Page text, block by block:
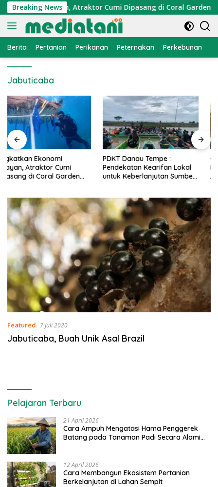
Langsung
ke
konten
Breaking News
Nelayan, Atraktor Cumi Dipasang di Coral Garden
Berita Pertanian Perikanan Peternakan Perkebunan
Jabuticaba
PDKT Danau Tempe :
Pendekatan Kearifan Lokal
untuk Keberlanjutan Sumber
Cara Mengatasi Penyakit
PMK pada Sapi Perah Secara
Alami dan Medis
Featured 7 Juli 2020
Jabuticaba, Buah Unik Asal Brazil
Pelajaran Terbaru
21 April 2026
Cara Ampuh Mengatasi Hama Penggerek
Batang pada Tanaman Padi Secara Alami
12 April 2026
Cara Membangun Ekosistem Pertanian
Berkelanjutan di Lahan Sempit